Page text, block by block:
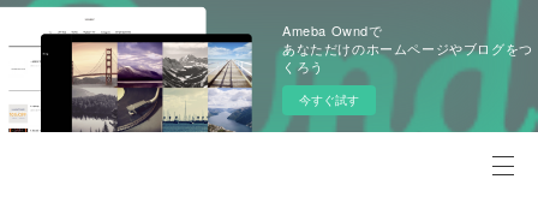
Ameba Owndで
あなただけのホームページやブログをつ
くろう
今すぐ試す